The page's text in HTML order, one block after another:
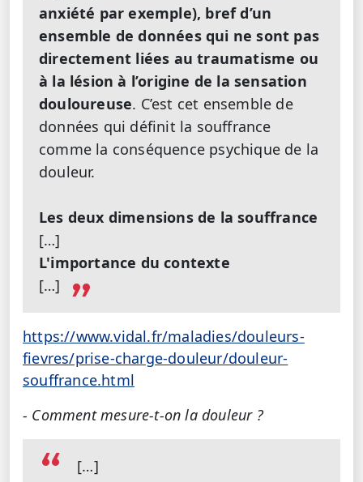
anxiété par exemple), bref d’un
ensemble de données qui ne sont pas
directement liées au traumatisme ou
à la lésion à l’origine de la sensation
douloureuse. C’est cet ensemble de
données qui définit la souffrance
comme la conséquence psychique de la
douleur.
Les deux dimensions de la souffrance
[…]
L'importance du contexte
[…]
https://www.vidal.fr/maladies/douleurs-
fievres/prise-charge-douleur/douleur-
souffrance.html
- Comment mesure-t-on la douleur ?
[…]